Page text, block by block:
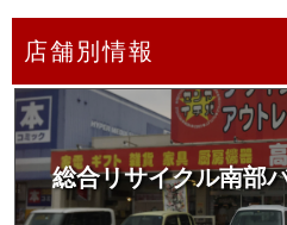
店舗別情報
総合リサイクル南部